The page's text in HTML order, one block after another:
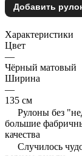
Добавить
Характеристики
Цвет
—
Чёрный матовый
Ширина
—
135 см
Рулоны без
большие
качества
Случилось